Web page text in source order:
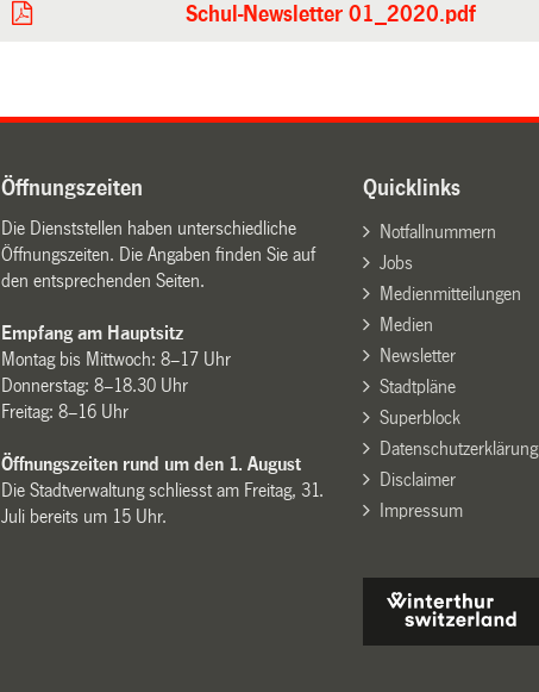
Schul-Newsletter 01_2020.pdf
Öffnungszeiten
Die Dienststellen haben unterschiedliche
Öffnungszeiten. Die Angaben finden Sie auf
den entsprechenden Seiten.
Empfang am Hauptsitz
Montag bis Mittwoch: 8–17 Uhr
Donnerstag: 8–18.30 Uhr
Freitag: 8–16 Uhr
Öffnungszeiten rund um den 1. August
Die Stadtverwaltung schliesst am Freitag, 31.
Juli bereits um 15 Uhr.
Quicklinks
Notfallnummern
Jobs
Medienmitteilungen
Medien
Newsletter
Stadtpläne
Superblock
Datenschutzerklärung
Disclaimer
Impressum